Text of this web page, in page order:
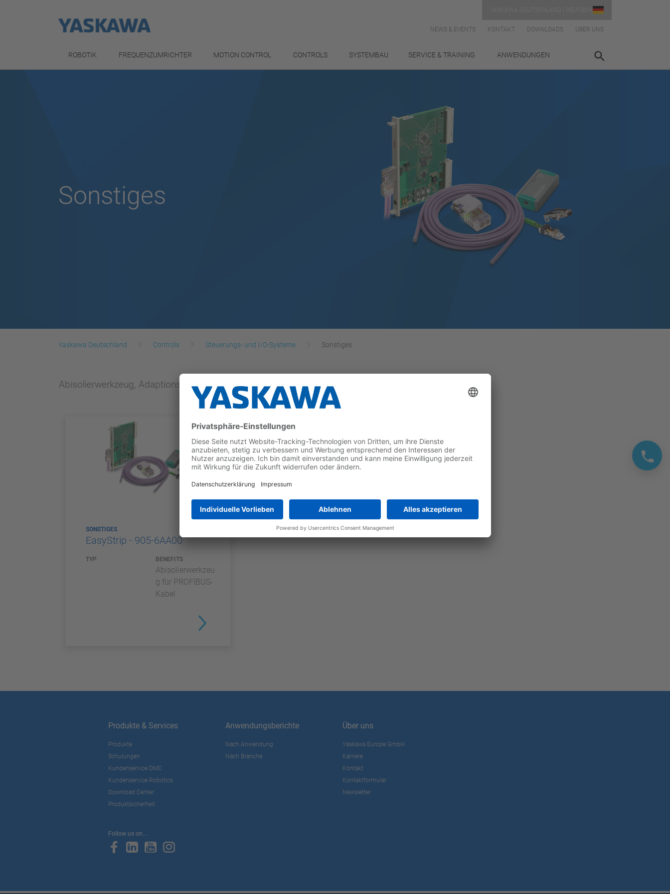
NEWS & EVENTS KONTAKT DOWNLOADS ÜBER UNS
ROBOTIK FREQUENZUMRICHTER MOTION CONTROL CONTROLS SYSTEMBAU SERVICE & TRAINING ANWENDUNGEN
Sonstiges
Yaskawa Deutschland Controls Steuerungs- und I/O-Systeme Sonstiges
Abisolierwerkzeug, Adaptionskapsel für S5-115U/F
SONSTIGES
EasyStrip - 905-6AA00
TYP BENEFITS
Abisolierwerkzeu
g für PROFIBUS-
Kabel
Produkte & Services
Produkte
Schulungen
Kundenservice DMC
Kundenservice Robotics
Download Center
Produktsicherheit
Anwendungsberichte
Nach Anwendung
Nach Branche
Über uns
Yaskawa Europe GmbH
Karriere
Kontakt
Kontaktformular
Newsletter
Follow us on...